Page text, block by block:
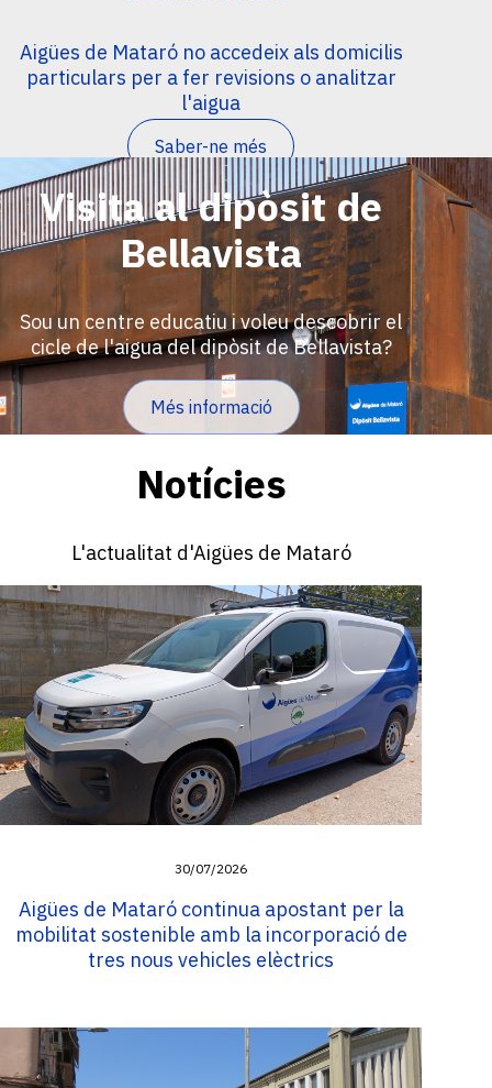
Aigües de Mataró no accedeix als domicilis
particulars per a fer revisions o analitzar
l'aigua
Saber-ne més
Visita al dipòsit de
Bellavista
Sou un centre educatiu i voleu descobrir el
cicle de l'aigua del dipòsit de Bellavista?
Més informació
Notícies
L'actualitat d'Aigües de Mataró
30/07/2026
Aigües de Mataró continua apostant per la
mobilitat sostenible amb la incorporació de
tres nous vehicles elèctrics